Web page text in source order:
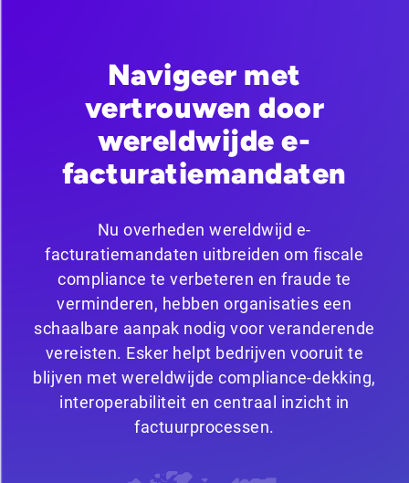
Navigeer met
vertrouwen door
wereldwijde e-
facturatiemandaten
Nu overheden wereldwijd e-
facturatiemandaten uitbreiden om fiscale
compliance te verbeteren en fraude te
verminderen, hebben organisaties een
schaalbare aanpak nodig voor veranderende
vereisten. Esker helpt bedrijven vooruit te
blijven met wereldwijde compliance-dekking,
interoperabiliteit en centraal inzicht in
factuurprocessen.